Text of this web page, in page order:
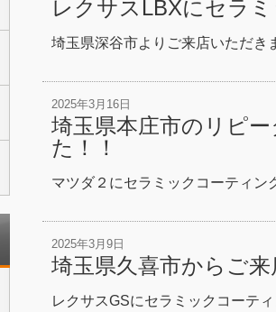
レクサスLBXにセラ
埼玉県深谷市よりご来店いただ
2025年3月16日
埼玉県本庄市のリピ
た！！
マツダ２にセラミックコーティ
2025年3月9日
埼玉県久喜市からご
レクサスGSにセラミックコーテ